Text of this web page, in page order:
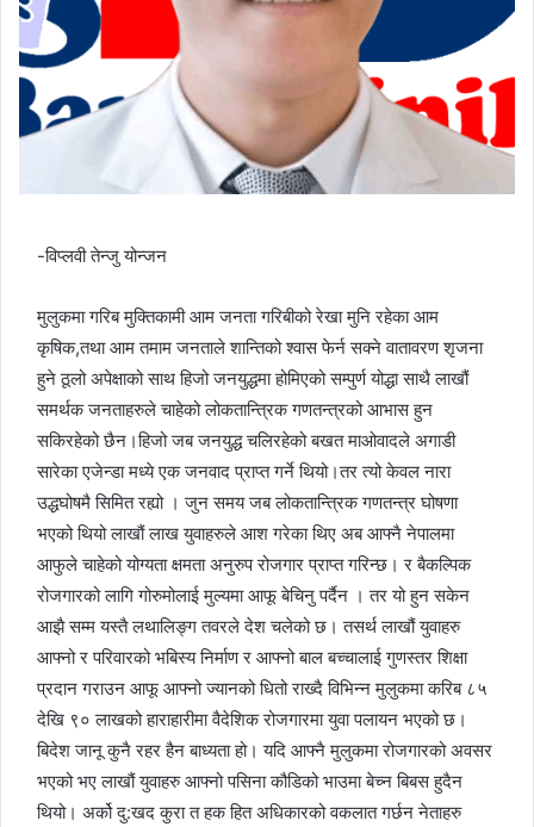
-विप्लवी तेन्जु योन्जन
मुलुकमा गरिब मुक्तिकामी आम जनता गरिबीको रेखा मुनि रहेका आम
कृषिक,तथा आम तमाम जनताले शान्तिको श्वास फेर्न सक्ने वातावरण शृजना
हुने ठूलो अपेक्षाको साथ हिजो जनयुद्धमा होमिएको सम्पुर्ण योद्धा साथै लाखौं
समर्थक जनताहरुले चाहेको लोकतान्त्रिक गणतन्त्रको आभास हुन
सकिरहेको छैन।हिजो जब जनयुद्ध चलिरहेको बखत माओवादले अगाडी
सारेका एजेन्डा मध्ये एक जनवाद प्राप्त गर्ने थियो।तर त्यो केवल नारा
उद्धघोषमै सिमित रह्यो । जुन समय जब लोकतान्त्रिक गणतन्त्र घोषणा
भएको थियो लाखौं लाख युवाहरुले आश गरेका थिए अब आफ्नै नेपालमा
आफुले चाहेको योग्यता क्षमता अनुरुप रोजगार प्राप्त गरिन्छ। र बैकल्पिक
रोजगारको लागि गोरुमोलाई मुल्यमा आफू बेचिनु पर्दैन । तर यो हुन सकेन
आझै सम्म यस्तै लथालिङ्ग तवरले देश चलेको छ। तसर्थ लाखौं युवाहरु
आफ्नो र परिवारको भबिस्य निर्माण र आफ्नो बाल बच्चालाई गुणस्तर शिक्षा
प्रदान गराउन आफू आफ्नो ज्यानको धितो राख्दै विभिन्न मुलुकमा करिब ८५
देखि ९० लाखको हाराहारीमा वैदेशिक रोजगारमा युवा पलायन भएको छ।
बिदेश जानू कुनै रहर हैन बाध्यता हो। यदि आफ्नै मुलुकमा रोजगारको अवसर
भएको भए लाखौं युवाहरु आफ्नो पसिना कौडिको भाउमा बेच्न बिबस हुदैन
थियो। अर्को दु:खद कुरा त हक हित अधिकारको वकलात गर्छन नेताहरु